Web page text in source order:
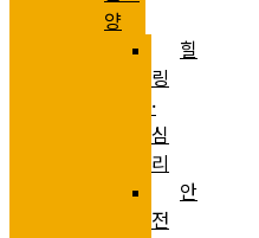
양
힐
링
·
심
리
안
전